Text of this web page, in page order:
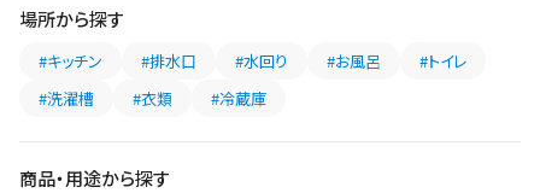
場所から探す
#キッチン #排水口 #水回り #お風呂
#トイレ
#洗濯槽
#衣類 #冷蔵庫
商品・用途から探す